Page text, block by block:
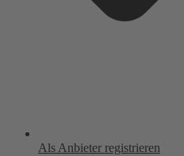
Als Anbieter registrieren